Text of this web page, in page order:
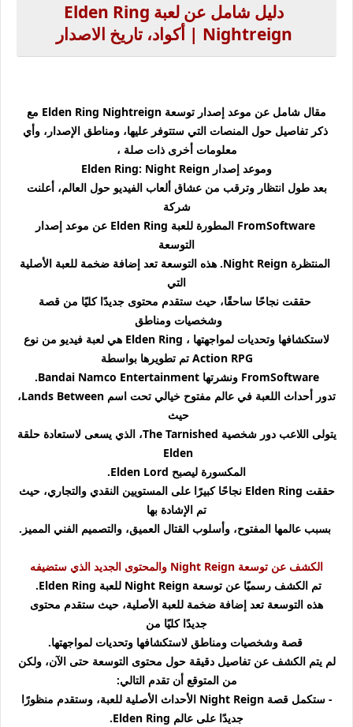
دليل شامل عن لعبة Elden Ring
Nightreign | أكواد، تاريخ الاصدار
مقال شامل عن موعد إصدار توسعة Elden Ring Nightreign مع
ذكر تفاصيل حول المنصات التي ستتوفر عليها، ومناطق الإصدار، وأي
معلومات أخرى ذات صلة ،
وموعد إصدار Elden Ring: Night Reign
بعد طول انتظار وترقب من عشاق ألعاب الفيديو حول العالم، أعلنت
شركة
FromSoftware المطورة للعبة Elden Ring عن موعد إصدار
التوسعة
المنتظرة Night Reign. هذه التوسعة تعد إضافة ضخمة للعبة الأصلية
التي
حققت نجاحًا ساحقًا، حيث ستقدم محتوى جديدًا كليًا من قصة
وشخصيات ومناطق
لاستكشافها وتحديات لمواجهتها ،
Elden Ring هي لعبة فيديو من نوع
Action RPG تم تطويرها بواسطة
FromSoftware ونشرتها Bandai Namco Entertainment.
تدور أحداث اللعبة في عالم مفتوح خيالي تحت اسم Lands Between،
حيث
يتولى اللاعب دور شخصية The Tarnished، الذي يسعى لاستعادة حلقة
Elden
المكسورة ليصبح Elden Lord.
حققت Elden Ring نجاحًا كبيرًا على المستويين النقدي والتجاري، حيث
تم الإشادة بها
بسبب عالمها المفتوح، وأسلوب القتال العميق، والتصميم الفني المميز.
الكشف عن توسعة Night Reign والمحتوى الجديد الذي ستضيفه
تم الكشف رسميًا عن توسعة Night Reign للعبة Elden Ring.
هذه التوسعة تعد إضافة ضخمة للعبة الأصلية، حيث ستقدم محتوى
جديدًا كليًا من
قصة وشخصيات ومناطق لاستكشافها وتحديات لمواجهتها.
لم يتم الكشف عن تفاصيل دقيقة حول محتوى التوسعة حتى الآن، ولكن
من المتوقع أن تقدم التالي:
- ستكمل قصة Night Reign الأحداث الأصلية للعبة، وستقدم منظورًا
جديدًا على عالم Elden Ring.